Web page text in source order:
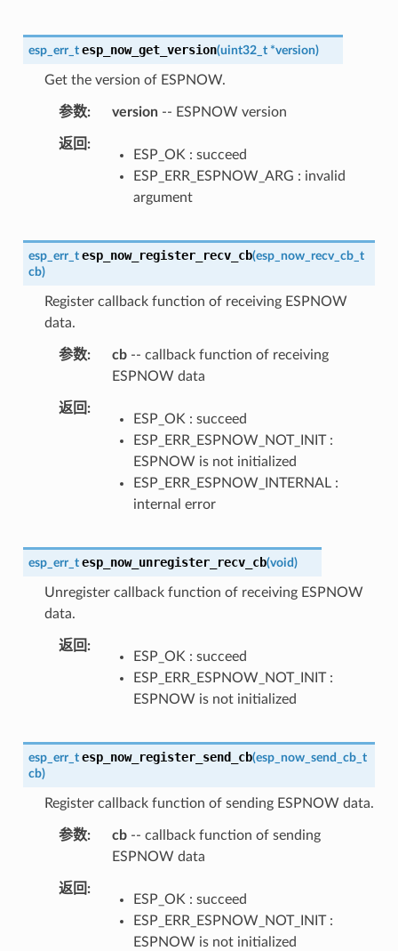
esp_err_t esp_now_get_version(uint32_t *version)
Get the version of ESPNOW.
参数 version-- ESPNOW version
返回
ESP_OK : succeed
ESP_ERR_ESPNOW_ARG : invalid
argument
esp_err_t esp_now_register_recv_cb(esp_now_recv_cb_t
cb)
Register callback function of receiving ESPNOW
data.
参数 cb-- callback function of receiving
ESPNOW data
返回
ESP_OK : succeed
ESP_ERR_ESPNOW_NOT_INIT :
ESPNOW is not initialized
ESP_ERR_ESPNOW_INTERNAL :
internal error
esp_err_t esp_now_unregister_recv_cb(void)
Unregister callback function of receiving ESPNOW
data.
返回
ESP_OK : succeed
ESP_ERR_ESPNOW_NOT_INIT :
ESPNOW is not initialized
esp_err_t esp_now_register_send_cb(esp_now_send_cb_t
cb)
Register callback function of sending ESPNOW data.
参数 cb-- callback function of sending
ESPNOW data
返回
ESP_OK : succeed
ESP_ERR_ESPNOW_NOT_INIT :
ESPNOW is not initialized